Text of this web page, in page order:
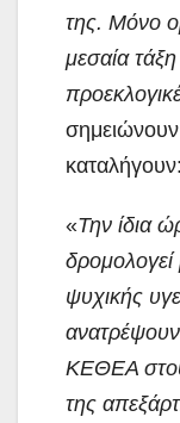
της. Μόνο
μεσαία τάξη
καταλήγουν:
«Την ίδια
δρομολογεί
ψυχικής
ΚΕΘΕΑ
της